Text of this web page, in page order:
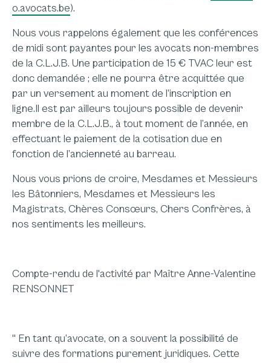
o.avocats.be).
Nous vous rappelons également que les conférences
de midi sont payantes pour les avocats non-membres
de la C.L.J.B. Une participation de 15 € TVAC leur est
donc demandée ; elle ne pourra être acquittée que
par un versement au moment de l’inscription en
ligne.Il est par ailleurs toujours possible de devenir
membre de la C.L.J.B., à tout moment de l’année, en
effectuant le paiement de la cotisation due en
fonction de l’ancienneté au barreau.
Nous vous prions de croire, Mesdames et Messieurs
les Bâtonniers, Mesdames et Messieurs les
Magistrats, Chères Consœurs, Chers Confrères, à
nos sentiments les meilleurs.
Compte-rendu de l'activité par Maître Anne-Valentine
RENSONNET
" En tant qu’avocate, on a souvent la possibilité de
suivre des formations purement juridiques. Cette